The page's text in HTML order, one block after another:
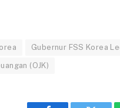
Gubernur FSS Korea
(OJK)